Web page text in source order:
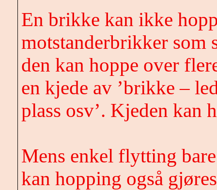
En brikke kan ikke
motstanderbrikker som
den kan hoppe over
en kjede av ’brikke –
plass osv’. Kjeden kan
Mens enkel flytting
kan hopping også